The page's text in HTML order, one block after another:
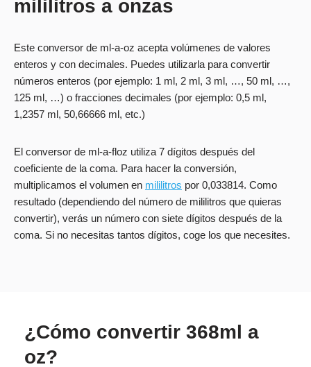
mililitros a onzas
Este conversor de ml-a-oz acepta volúmenes de valores
enteros y con decimales. Puedes utilizarla para convertir
números enteros (por ejemplo: 1 ml, 2 ml, 3 ml, …, 50 ml, …,
125 ml, …) o fracciones decimales (por ejemplo: 0,5 ml,
1,2357 ml, 50,66666 ml, etc.)
El conversor de ml-a-floz utiliza 7 dígitos después del
coeficiente de la coma. Para hacer la conversión,
multiplicamos el volumen en mililitros por 0,033814. Como
resultado (dependiendo del número de mililitros que quieras
convertir), verás un número con siete dígitos después de la
coma. Si no necesitas tantos dígitos, coge los que necesites.
¿Cómo convertir 368ml a
oz?